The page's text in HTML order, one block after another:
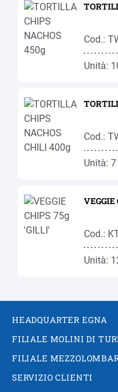
Cod.:
Unità:
Cod.:
Unità: 7
VEGGIE
Cod.:
Unità:
HEADQUARTER EGNA
FILIALE MOLINI DI
FILIALE
SERVIZIO CLIENTI